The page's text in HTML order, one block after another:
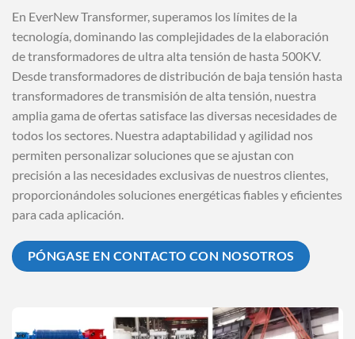
En EverNew Transformer, superamos los límites de la
tecnología, dominando las complejidades de la elaboración
de transformadores de ultra alta tensión de hasta 500KV.
Desde transformadores de distribución de baja tensión hasta
transformadores de transmisión de alta tensión, nuestra
amplia gama de ofertas satisface las diversas necesidades de
todos los sectores. Nuestra adaptabilidad y agilidad nos
permiten personalizar soluciones que se ajustan con
precisión a las necesidades exclusivas de nuestros clientes,
proporcionándoles soluciones energéticas fiables y eficientes
para cada aplicación.
PÓNGASE EN CONTACTO CON NOSOTROS